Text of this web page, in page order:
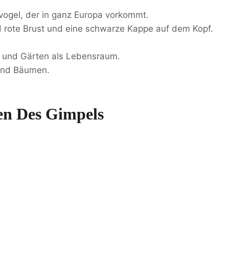
der in ganz Europa vorkommt.
Brust und eine schwarze Kappe auf dem Kopf.
Gärten als Lebensraum.
Bäumen.
Des Gimpels